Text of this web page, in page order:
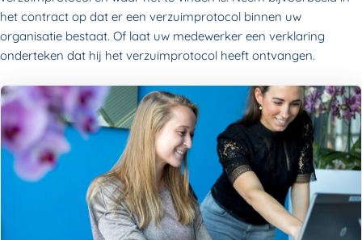
het contract op dat er een verzuimprotocol binnen uw
organisatie bestaat. Of laat uw medewerker een verklaring
onderteken dat hij het verzuimprotocol heeft ontvangen.